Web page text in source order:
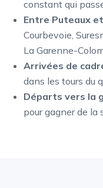
constant qui
Entre Puteaux
Courbevoie,
La Garenne-
Arrivées de
dans les tours du
Départs vers la
pour gagner de la